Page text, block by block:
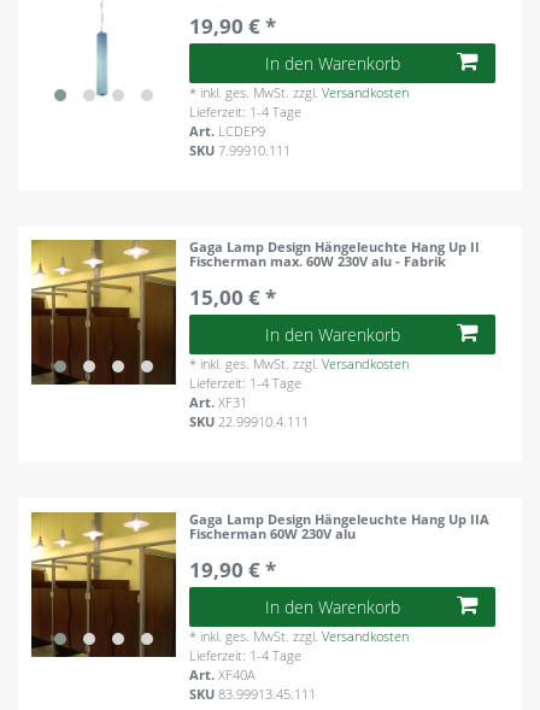
19,90 € *
In den Warenkorb
* inkl. ges. MwSt. zzgl.Versandkosten
Lieferzeit: 1-4 Tage
Art. LCDEP9
SKU7.99910.111
Gaga Lamp Design Hängeleuchte Hang Up II
Fischerman max. 60W 230V alu - Fabrik
15,00 € *
In den Warenkorb
* inkl. ges. MwSt. zzgl.Versandkosten
Lieferzeit: 1-4 Tage
Art.XF31
SKU22.99910.4.111
Gaga Lamp Design Hängeleuchte Hang Up IIA
Fischerman 60W 230V alu
19,90 € *
In den Warenkorb
* inkl. ges. MwSt. zzgl.Versandkosten
Lieferzeit: 1-4 Tage
Art.XF40A
SKU83.99913.45.111